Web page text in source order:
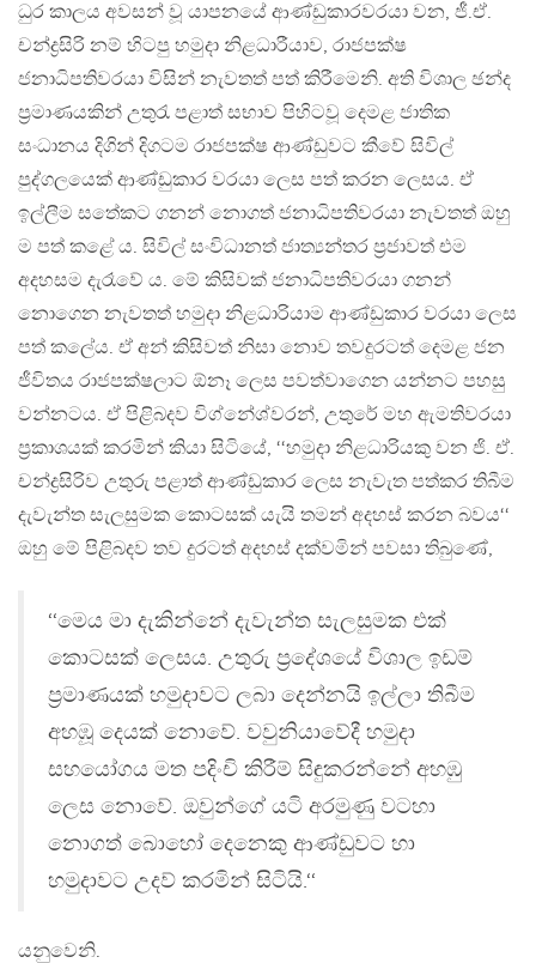
ධුර කාලය අවසන් වූ යාපනයේ ආණ්ඩුකාරවරයා වන, ජී.ඒ.
චන්ද්‍රසිරි නම් හිටපු හමුදා නිළධාරීයාව, රාජපක්ෂ
ජනාධිපතිවරයා විසින් නැවතත් පත් කිරීමෙනි. අති විශාල ඡන්ද
ප්‍රමාණයකින් උතුරැ පළාත් සභාව පිහිටවූ දෙමළ ජාතික
සංධානය දිගින් දිගටම රාජපක්ෂ ආණ්ඩුවට කීවේ සිවිල්
පුද්ගලයෙක් ආණ්ඩුකාර වරයා ලෙස පත් කරන ලෙසය. ඒ
ඉල්ලීම සතේකට ගනන් නොගත් ජනාධිපතිවරයා නැවතත් ඔහු
ම පත් කළේ ය. සිවිල් සංවිධානත් ජාත්‍යන්තර ප්‍රජාවත් එම
අදහසම දැරෑවේ ය. මේ කිසිවක් ජනාධිපතිවරයා ගනන්
නොගෙන නැවතත් හමුදා නිළධාරියාම ආණ්ඩුකාර වරයා ලෙස
පත් කලේය. ඒ අන් කිසිවත් නිසා නොව තවදුරටත් දෙමළ ජන
ජීවිතය රාජපක්ෂලාට ඕනෑ ලෙස පවත්වාගෙන යන්නට පහසු
වන්නටය. ඒ පිළිබදව විග්නේශ්වරන්, උතුරේ මහ ඇමතිවරයා
ප්‍රකාශයක් කරමින් කියා සිටියේ, ‘‘හමුදා නිළධාරියකු වන ජි. ඒ.
චන්ද්‍රසිරිව උතුරු පළාත් ආණ්ඩුකාර ලෙස නැවැත පත්කර තිබීම
දැවැන්ත සැලසුමක කොටසක් යැයි තමන් අදහස් කරන බවය‘‘
ඔහු මේ පිළිබදව තව දුරටත් අදහස් දක්වමින් පවසා තිබුණේ,
‘‘මෙය මා දැකින්නේ දැවැන්ත සැලසුමක එක්
කොටසක් ලෙසය. උතුරු ප්‍රදේශයේ විශාල ඉඩම්
ප්‍රමාණයක් හමුදාවට ලබා දෙන්නයි ඉල්ලා තිබීම
අහඹූ දෙයක් නොවේ. වවුනියාවේදී හමුදා
සහයෝගය මත පදිංචි කිරීම් සිඳුකරන්නේ අහඹු
ලෙස නොවේ. ඔවුන්ගේ යටි අරමුණු වටහා
නොගත් බොහෝ දෙනෙකු ආණ්ඩුවට හා
හමුදාවට උදව් කරමින් සිටියි.‘‘
යනුවෙනි.